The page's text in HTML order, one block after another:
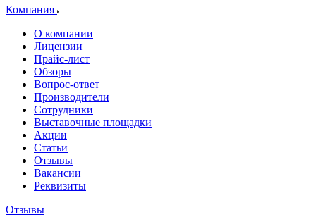
Компания
О компании
Лицензии
Прайс-лист
Обзоры
Вопрос-ответ
Производители
Сотрудники
Выставочные площадки
Акции
Статьи
Отзывы
Вакансии
Реквизиты
Отзывы